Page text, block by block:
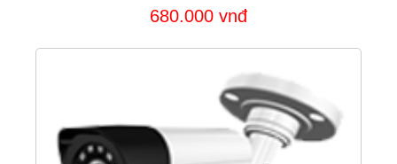
680.000 vnđ